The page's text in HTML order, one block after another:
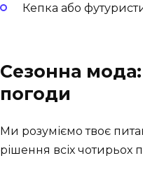
Кепка або
Сезонна мода:
погоди
Ми розуміємо твоє
рішення всіх чотирьох